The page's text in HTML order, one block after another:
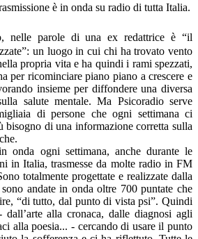
è in onda su radio di tutta Italia.
nelle parole di una ex redattrice è “il
un luogo in cui chi ha trovato vento
propria vita e ha quindi i rami spezzati,
per ricominciare piano piano a crescere e
insieme per diffondere una diversa
salute mentale. Ma Psicoradio serve
di persone che ogni settimana ci
bisogno di una informazione corretta sulla
onda ogni settimana, anche durante le
in Italia, trasmesse da molte radio in FM
totalmente progettate e realizzate dalla
andate in onda oltre 700 puntate che
“di tutto, dal punto di vista psi”. Quindi
alla cronaca, dalle diagnosi agli
alla poesia... - cercando di usare il punto